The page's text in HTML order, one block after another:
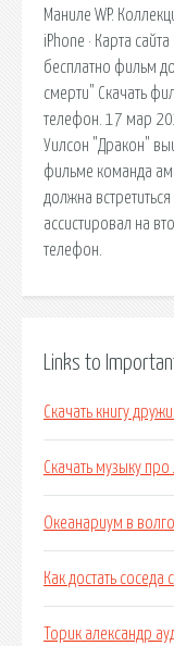
Маниле WP.
iPhone · Карта
бесплатно фильм
смерти" Скачать
телефон. 17 мар
Уилсон "Дракон"
фильме команда
должна
ассистировал на
телефон.
Links to
Скачать книгу
Скачать музыку
Океанариум в
Как достать соседа
Торик александр